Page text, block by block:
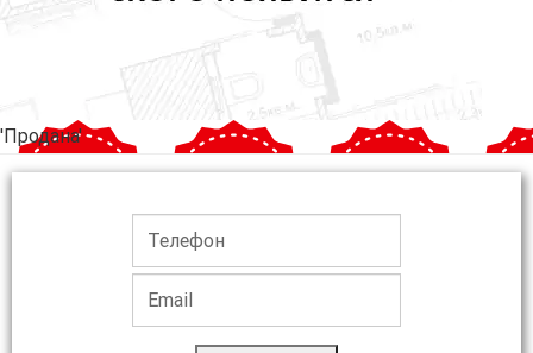
'Продана'